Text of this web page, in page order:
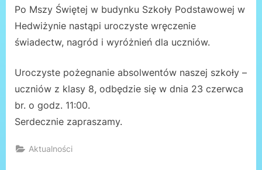
Po Mszy Świętej w budynku Szkoły Podstawowej w
Hedwiżynie nastąpi uroczyste wręczenie
świadectw, nagród i wyróżnień dla uczniów.
Uroczyste pożegnanie absolwentów naszej szkoły –
uczniów z klasy 8, odbędzie się w dnia 23 czerwca
br. o godz. 11:00.
Serdecznie zapraszamy.
Aktualności